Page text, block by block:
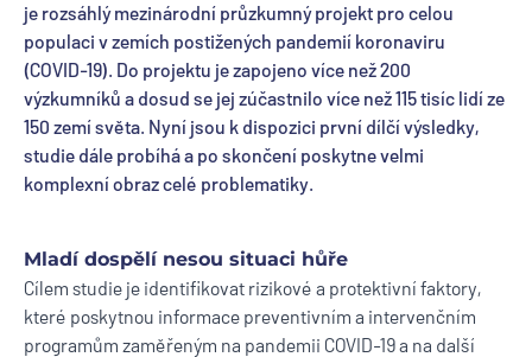
je rozsáhlý mezinárodní průzkumný projekt pro celou
populaci v zemích postižených pandemií koronaviru
(COVID-19). Do projektu je zapojeno více než 200
výzkumníků a dosud se jej zúčastnilo více než 115 tisíc lidí ze
150 zemí světa. Nyní jsou k dispozici první dílčí výsledky,
studie dále probíhá a po skončení poskytne velmi
komplexní obraz celé problematiky.
Mladí dospělí nesou situaci hůře
Cílem studie je identifikovat rizikové a protektivní faktory,
které poskytnou informace preventivním a intervenčním
programům zaměřeným na pandemii COVID-19 a na další